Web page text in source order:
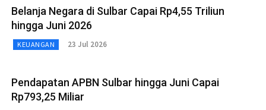
Belanja Negara di Sulbar Capai Rp4,55 Triliun
hingga Juni 2026
KEUANGAN 23 Jul 2026
Pendapatan APBN Sulbar hingga Juni Capai
Rp793,25 Miliar